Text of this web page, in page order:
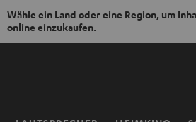
Wähle ein Land oder eine Region, um
online einzukaufen.
ZUM